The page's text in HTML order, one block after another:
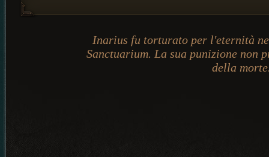
Inarius fu torturato per l'eternità
Sanctuarium. La sua punizione non
della